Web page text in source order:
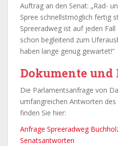
Auftrag an den Senat: „Rad-
Spree schnellstmöglich fertig
Spreeradweg ist auf jeden
schon begleitend zum
haben lange genug gewartet!“
Dokumente und
Die Parlamentsanfrage von
umfangreichen Antworten des
finden Sie hier:
Anfrage Spreeradweg
Senatsantworten